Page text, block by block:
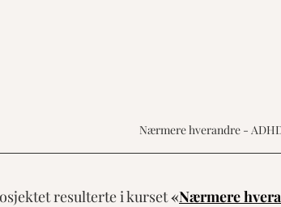
Nærmere hverandre -
resulterte i kurset «Nærmere